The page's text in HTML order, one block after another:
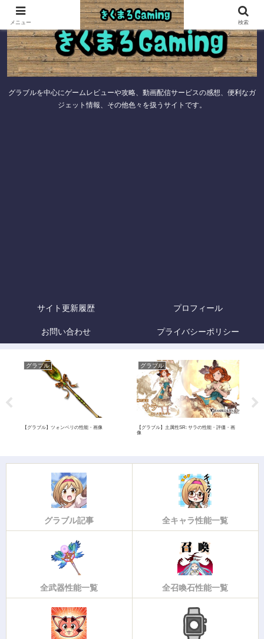
グラブルを中心にゲームレビューや攻略、動画配信サービスの感想、便利なガ
ジェット情報、その他色々を扱うサイトです。
サイト更新履歴 プロフィール
お問い合わせ プライバシーポリシー
グラブル
【グラブル】ツォンペリの性能・画像
グラブル
【グラブル】土属性SR: サラの性能・評価・画
像
グラブル記事 全キャラ性能一覧
全武器性能一覧 全召喚石性能一覧
メニュー 検索